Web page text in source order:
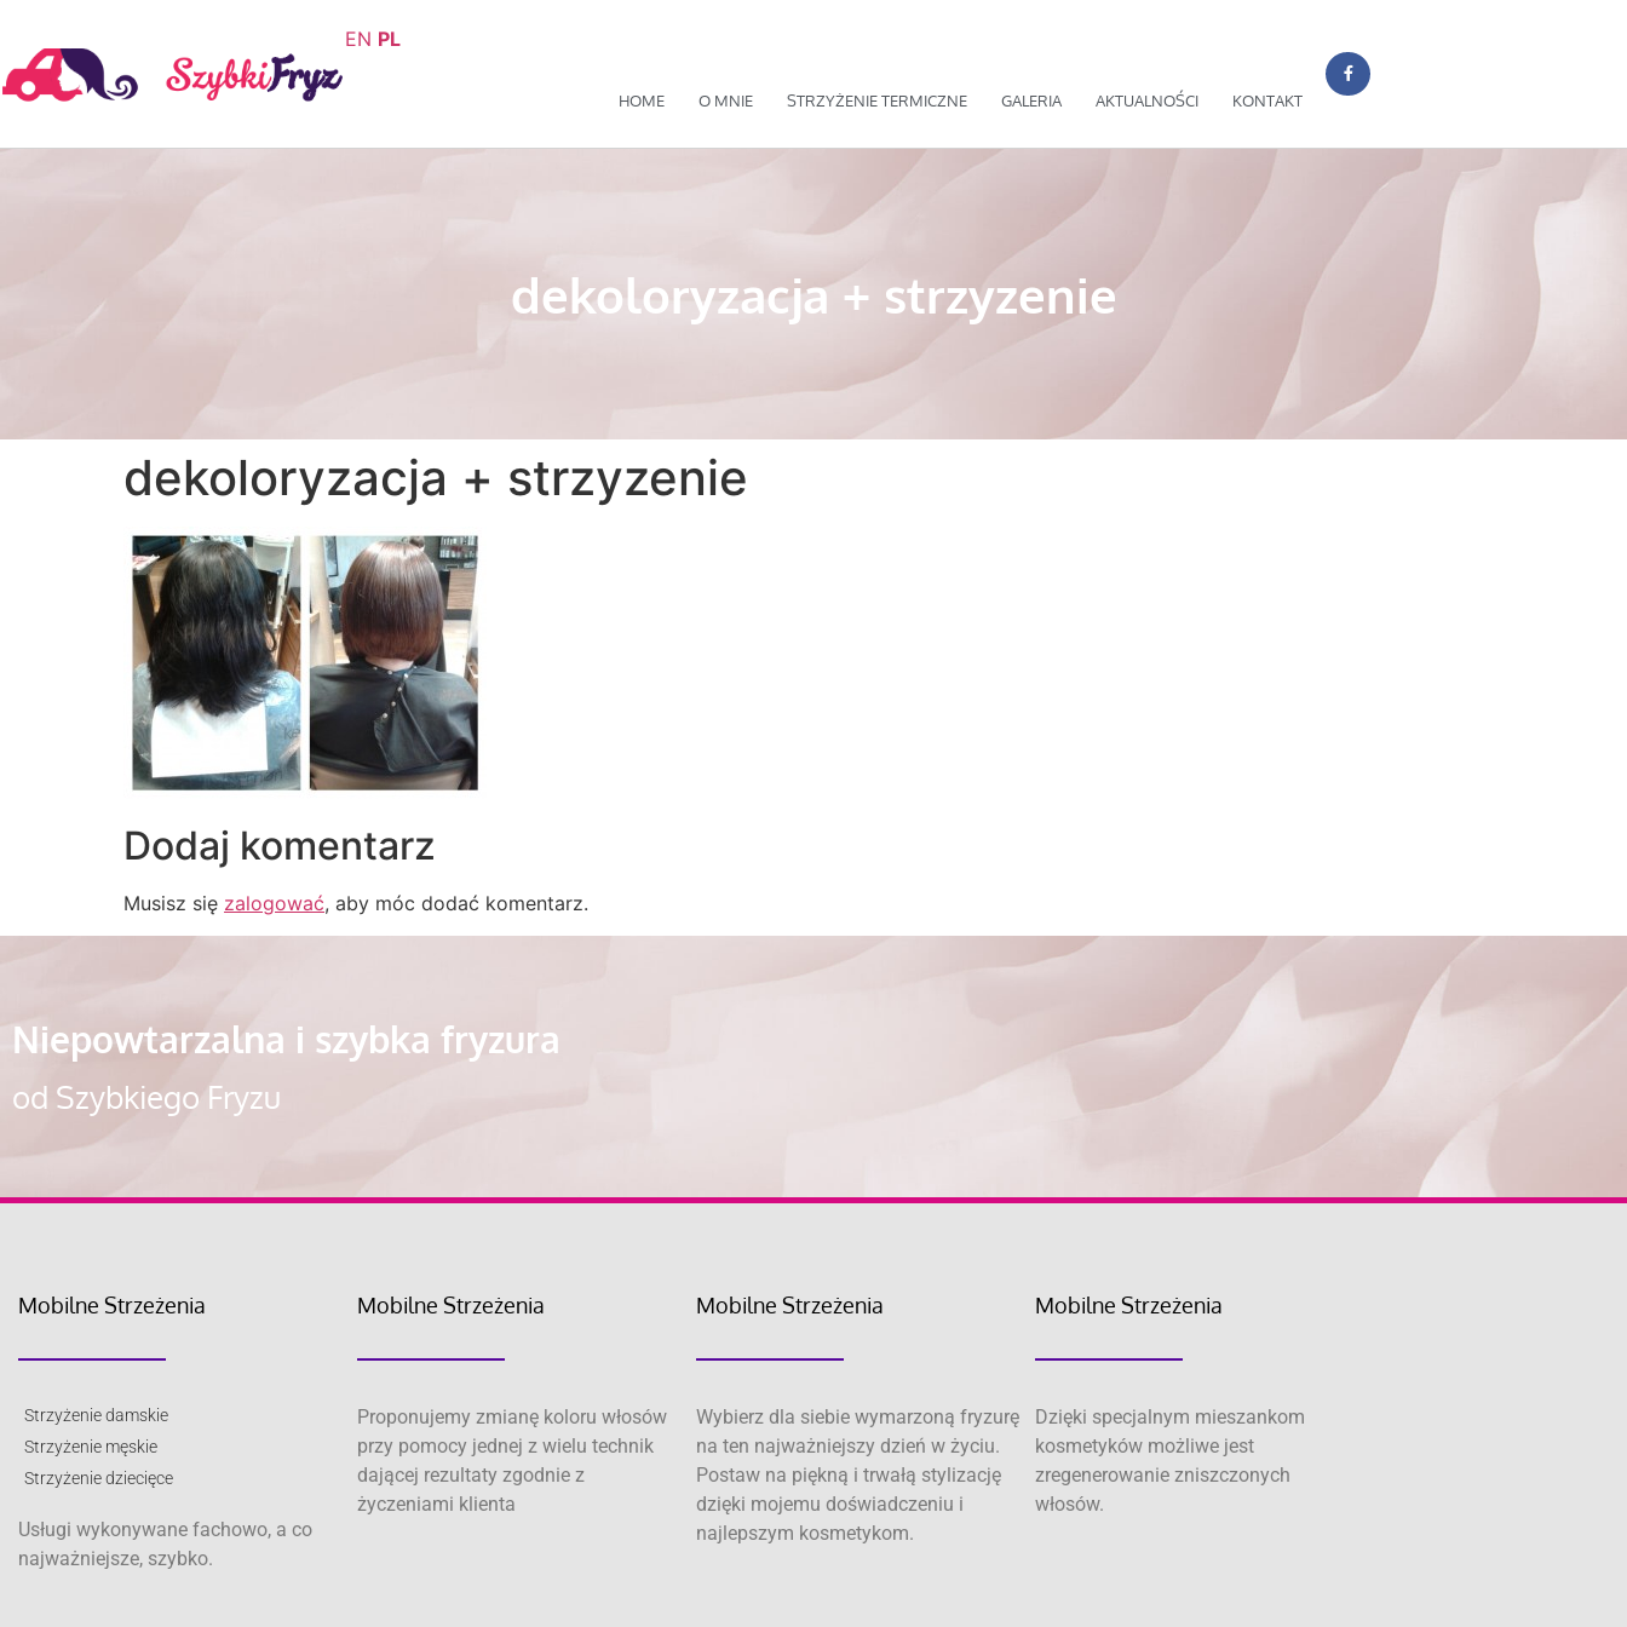
EN PL
HOME O MNIE STRZYŻENIE TERMICZNE GALERIA AKTUALNOŚCI KONTAKT
dekoloryzacja + strzyzenie
dekoloryzacja + strzyzenie
Dodaj komentarz
Musisz się zalogować, aby móc dodać komentarz.
Niepowtarzalna i szybka fryzura
od Szybkiego Fryzu
Mobilne Strzeżenia
Strzyżenie damskie
Strzyżenie męskie
Strzyżenie dziecięce
Usługi wykonywane fachowo, a co
najważniejsze, szybko.
Mobilne Strzeżenia
Proponujemy zmianę koloru włosów
przy pomocy jednej z wielu technik
dającej rezultaty zgodnie z
życzeniami klienta
Mobilne Strzeżenia
Wybierz dla siebie wymarzoną fryzurę
na ten najważniejszy dzień w życiu.
Postaw na piękną i trwałą stylizację
dzięki mojemu doświadczeniu i
najlepszym kosmetykom.
Mobilne Strzeżenia
Dzięki specjalnym mieszankom
kosmetyków możliwe jest
zregenerowanie zniszczonych
włosów.